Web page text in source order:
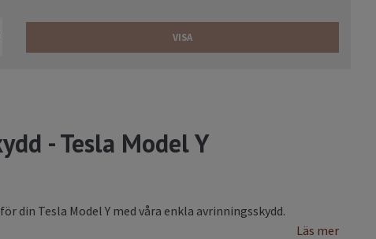
VISA
- Tesla Model Y
din Tesla Model Y med våra enkla avrinningsskydd.
Läs mer